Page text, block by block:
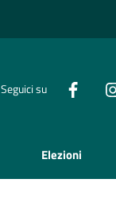
Seguici su
Elezioni